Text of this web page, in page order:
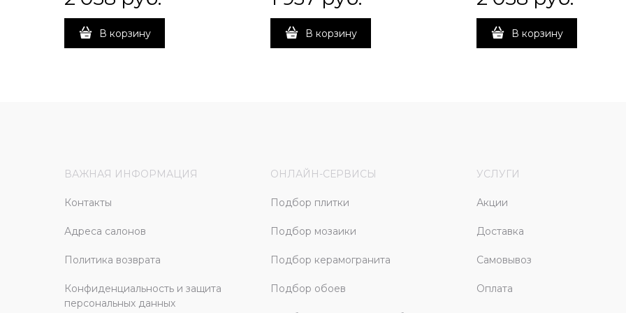
В корзину В корзину В корзину
ВАЖНАЯ ИНФОРМАЦИЯ
Контакты
Адреса салонов
Политика возврата
Конфиденциальность и защита
персональных данных
ОНЛАЙН-СЕРВИСЫ
Подбор плитки
Подбор мозаики
Подбор керамогранита
Подбор обоев
УСЛУГИ
Акции
Доставка
Самовывоз
Оплата